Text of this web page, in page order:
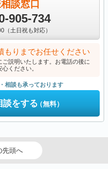
談窓口
905-734
（土日祝も対応）
もりまでお任せください
説明いたします。お電話の後に
ください。
相談も承っております
談をする（無料）
先頭へ